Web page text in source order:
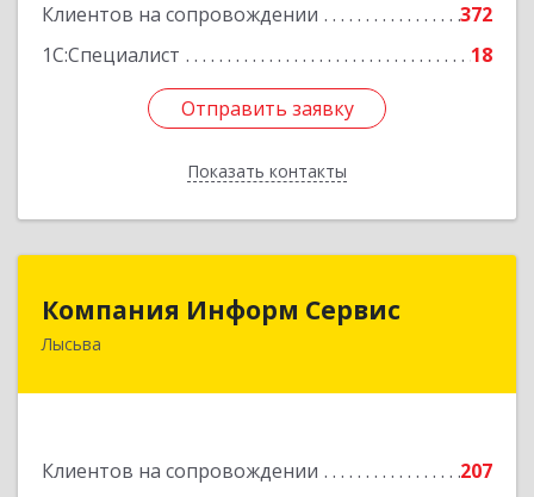
Клиентов на сопровождении
372
1С:Специалист
18
Отправить заявку
Показать контакты
Отправить заявку
Назад
Компания Информ Сервис
Лысьва
Клиентов на сопровождении
207
Компания Информ Сервис
618909, Пермский край, Лысьва г, Металлистов